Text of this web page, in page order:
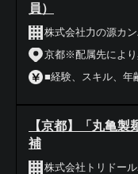
員）
株式会社力の源カ
京都※配属先により
■経験、スキル、年
【京都】「丸亀
補
株式会社トリドー